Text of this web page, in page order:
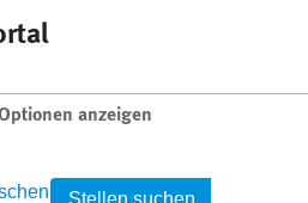
suchen
anzeigen